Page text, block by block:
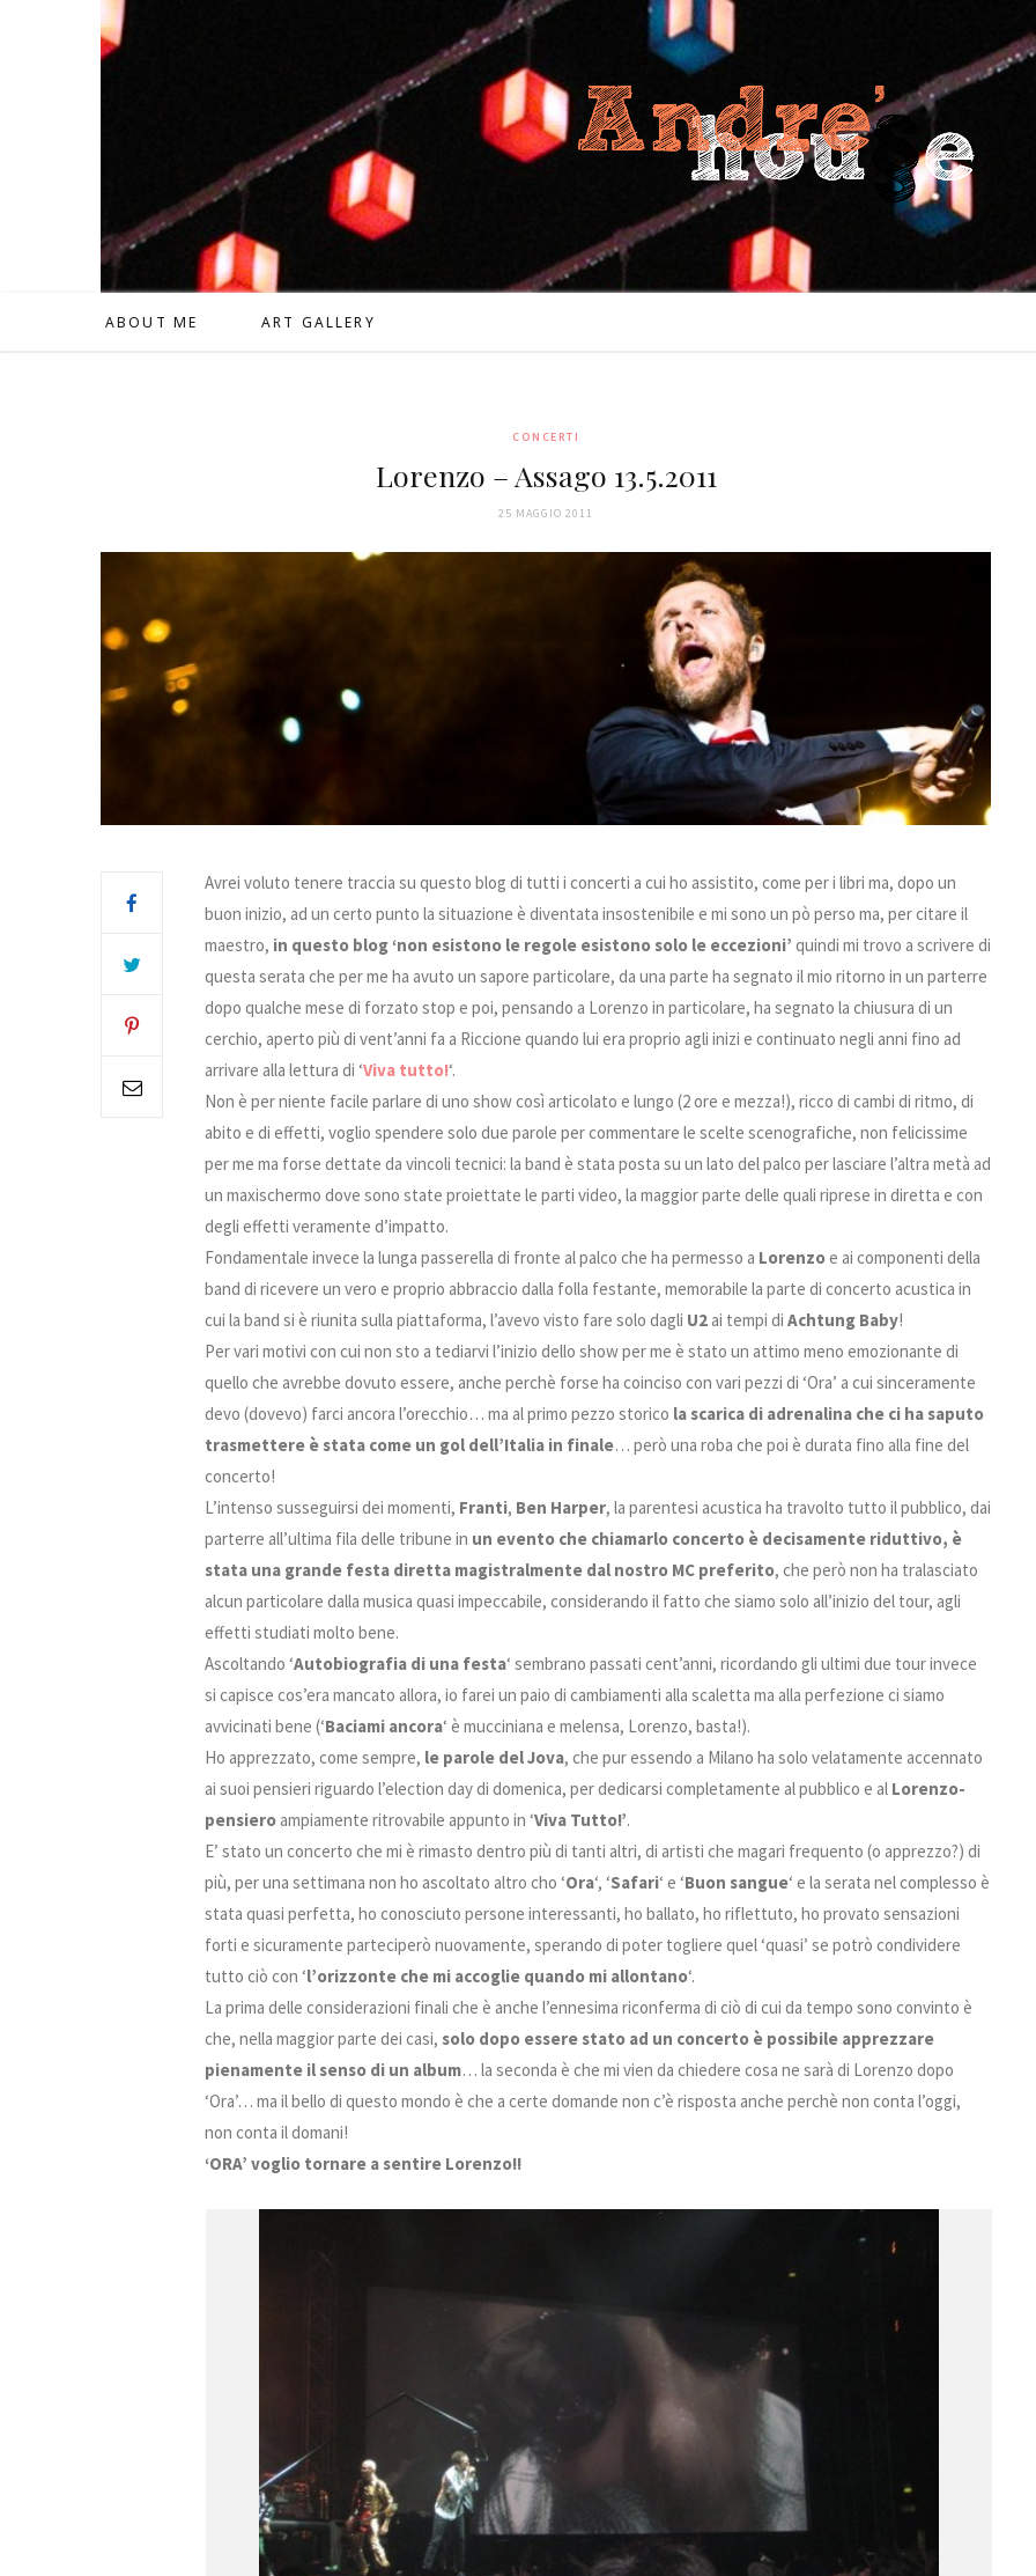
ABOUT ME ART GALLERY
CONCERTI
Lorenzo – Assago 13.5.2011
25 MAGGIO 2011
Avrei voluto tenere traccia su questo blog di tutti i concerti a cui ho assistito, come per i libri ma, dopo un
buon inizio, ad un certo punto la situazione è diventata insostenibile e mi sono un pò perso ma, per citare il
maestro, in questo blog ‘non esistono le regole esistono solo le eccezioni’ quindi mi trovo a scrivere di
questa serata che per me ha avuto un sapore particolare, da una parte ha segnato il mio ritorno in un parterre
dopo qualche mese di forzato stop e poi, pensando a Lorenzo in particolare, ha segnato la chiusura di un
cerchio, aperto più di vent’anni fa a Riccione quando lui era proprio agli inizi e continuato negli anni fino ad
arrivare alla lettura di ‘Viva tutto!‘.
Non è per niente facile parlare di uno show così articolato e lungo (2 ore e mezza!), ricco di cambi di ritmo, di
abito e di effetti, voglio spendere solo due parole per commentare le scelte scenografiche, non felicissime
per me ma forse dettate da vincoli tecnici: la band è stata posta su un lato del palco per lasciare l’altra metà ad
un maxischermo dove sono state proiettate le parti video, la maggior parte delle quali riprese in diretta e con
degli effetti veramente d’impatto.
Fondamentale invece la lunga passerella di fronte al palco che ha permesso a Lorenzoe ai componenti della
band di ricevere un vero e proprio abbraccio dalla folla festante, memorabile la parte di concerto acustica in
cui la band si è riunita sulla piattaforma, l’avevo visto fare solo dagli U2 ai tempi di Achtung Baby!
Per vari motivi con cui non sto a tediarvi l’inizio dello show per me è stato un attimo meno emozionante di
quello che avrebbe dovuto essere, anche perchè forse ha coinciso con vari pezzi di ‘Ora’ a cui sinceramente
devo (dovevo) farci ancora l’orecchio… ma al primo pezzo storico la scarica di adrenalina che ci ha saputo
trasmettere è stata come un gol dell’Italia in finale… però una roba che poi è durata fino alla fine del
concerto!
L’intenso susseguirsi dei momenti, Franti, Ben Harper, la parentesi acustica ha travolto tutto il pubblico, dai
parterre all’ultima fila delle tribune in un evento che chiamarlo concerto è decisamente riduttivo, è
stata una grande festa diretta magistralmente dal nostro MC preferito, che però non ha tralasciato
alcun particolare dalla musica quasi impeccabile, considerando il fatto che siamo solo all’inizio del tour, agli
effetti studiati molto bene.
Ascoltando ‘Autobiografia di una festa‘ sembrano passati cent’anni, ricordando gli ultimi due tour invece
si capisce cos’era mancato allora, io farei un paio di cambiamenti alla scaletta ma alla perfezione ci siamo
avvicinati bene (‘Baciami ancora‘ è mucciniana e melensa, Lorenzo, basta!).
Ho apprezzato, come sempre, le parole del Jova, che pur essendo a Milano ha solo velatamente accennato
ai suoi pensieri riguardo l’election day di domenica, per dedicarsi completamente al pubblico e al Lorenzo-
pensiero ampiamente ritrovabile appunto in ‘Viva Tutto!’.
E’ stato un concerto che mi è rimasto dentro più di tanti altri, di artisti che magari frequento (o apprezzo?) di
più, per una settimana non ho ascoltato altro cho ‘Ora‘, ‘Safari‘ e ‘Buon sangue‘ e la serata nel complesso è
stata quasi perfetta, ho conosciuto persone interessanti, ho ballato, ho riflettuto, ho provato sensazioni
forti e sicuramente parteciperò nuovamente, sperando di poter togliere quel ‘quasi’ se potrò condividere
tutto ciò con ‘l’orizzonte che mi accoglie quando mi allontano‘.
La prima delle considerazioni finali che è anche l’ennesima riconferma di ciò di cui da tempo sono convinto è
che, nella maggior parte dei casi, solo dopo essere stato ad un concerto è possibile apprezzare
pienamente il senso di un album… la seconda è che mi vien da chiedere cosa ne sarà di Lorenzo dopo
‘Ora’… ma il bello di questo mondo è che a certe domande non c’è risposta anche perchè non conta l’oggi,
non conta il domani!
‘ORA’ voglio tornare a sentire Lorenzo!!